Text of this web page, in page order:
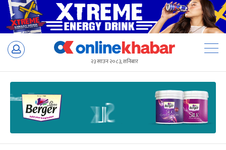
Skip
२३ साउन २०८३, शनिबार